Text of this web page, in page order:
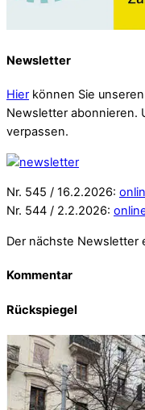
Newsletter
Hier können Sie
Newsletter abonnieren.
verpassen.
Nr. 545 / 16.2.2026:
Nr. 544 / 2.2.2026:
Der nächste Newsletter
Kommentar
Rückspiegel